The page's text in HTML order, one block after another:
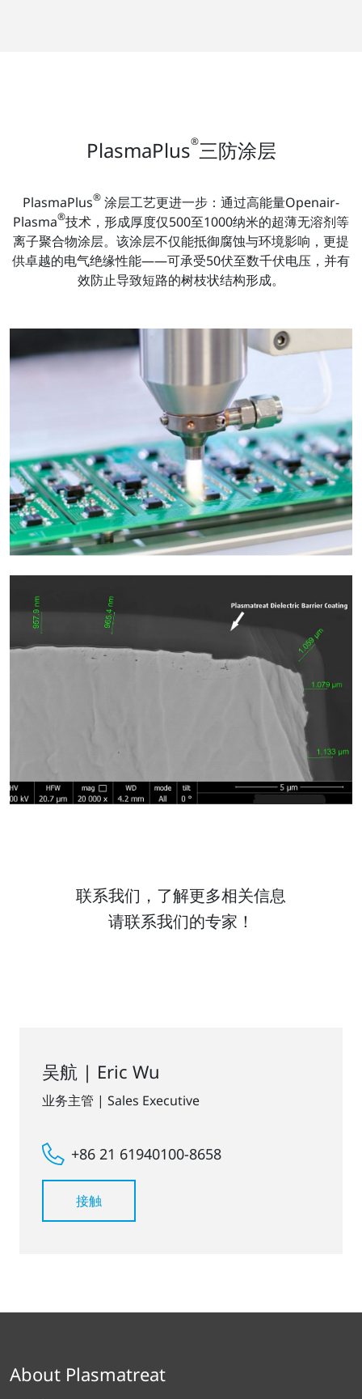
PlasmaPlus®三防涂层
PlasmaPlus® 涂层工艺更进一步：通过高能量Openair-
Plasma®技术，形成厚度仅500至1000纳米的超薄无溶剂等
离子聚合物涂层。该涂层不仅能抵御腐蚀与环境影响，更提
供卓越的电气绝缘性能——可承受50伏至数千伏电压，并有
效防止导致短路的树枝状结构形成。
联系我们，了解更多相关信息
请联系我们的专家！
吴航 | Eric Wu
业务主管 | Sales Executive
+86 21 61940100-8658
接触
About Plasmatreat